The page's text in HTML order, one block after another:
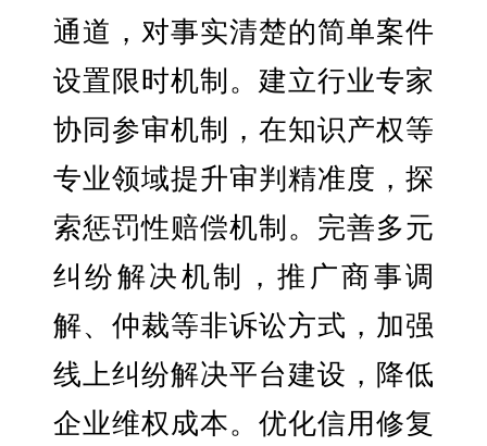
通道，对事实清楚的简单案件
设置限时机制。建立行业专家
协同参审机制，在知识产权等
专业领域提升审判精准度，探
索惩罚性赔偿机制。完善多元
纠纷解决机制，推广商事调
解、仲裁等非诉讼方式，加强
线上纠纷解决平台建设，降低
企业维权成本。优化信用修复